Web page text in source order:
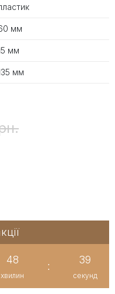
мм
мм
мм
48
хвилин
:
39
секунд